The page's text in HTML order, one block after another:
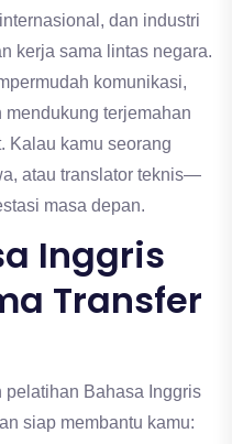
dan industri
kerja sama lintas negara.
komunikasi,
terjemahan
Kalau kamu seorang
atau translator teknis—
masa depan.
Inggris
Transfer
pelatihan Bahasa Inggris
siap membantu kamu: